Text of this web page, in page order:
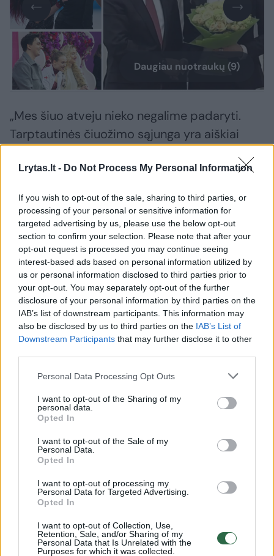
Lrytas.lt - Do Not Process My Personal Information
If you wish to opt-out of the sale, sharing to third parties, or
processing of your personal or sensitive information for
targeted advertising by us, please use the below opt-out
section to confirm your selection. Please note that after your
opt-out request is processed you may continue seeing
interest-based ads based on personal information utilized by
us or personal information disclosed to third parties prior to
your opt-out. You may separately opt-out of the further
disclosure of your personal information by third parties on the
IAB’s list of downstream participants. This information may
also be disclosed by us to third parties on the IAB’s List of
Downstream Participants that may further disclose it to other
Personal Data Processing Opt Outs
I want to opt-out of the Sharing of my
personal data.
Opted In
I want to opt-out of the Sale of my
Personal Data.
Opted In
I want to opt-out of processing my
Personal Data for Targeted Advertising.
Opted In
I want to opt-out of Collection, Use,
Retention, Sale, and/or Sharing of my
Personal Data that Is Unrelated with the
Purposes for which it was collected.
Daugiau nuotraukų (9)
„Mes šiuo atveju nieko negalime padaryti.
Tarptautinės čiuožimo sąjunga yra aiškiai
sportininkas nedalyvaus tarptautinėse šios
padaryti, kai yra mojuojama kitų šalių
pasais“, – matydamas po Kauno areną
vaikščiojančius rusus sakė Lietuvos čiuožimo
federacijos vadovas Vytautas Jasutis.
O jų varžybose Lietuvoje – ne vienas. Vien tik
vyrų varžybose galima pamatyti Vengrijai
atstovaujantį, tačiau Tiumenėje gimusį ir
augusį Aleksandrą Vlasenką, Azerbaidžano
spalvas ginantį Komijos Respublikoje CSKA
klubą lankiusį Vladimirą Litvincevą, Čekijai
atstovaujantį Sant Peterburgo gyventoją
netikėtai persikėlusį Makarą Suncevą.
Norite skaityti toliau?
Prisijunkite prie mūsų bendruomenės ir tapkite